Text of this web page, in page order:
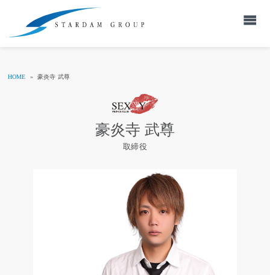
HOME » 豪炎寺 武尊
豪炎寺 武尊
取締役